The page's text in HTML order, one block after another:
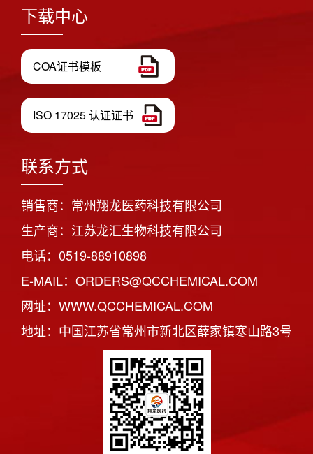
下载中心
COA证书模板
ISO 17025 认证证书
联系方式
销售商：常州翔龙医药科技有限公司
生产商：江苏龙汇生物科技有限公司
电话：0519-88910898
E-MAIL：ORDERS@QCCHEMICAL.COM
网址：WWW.QCCHEMICAL.COM
地址：中国江苏省常州市新北区薛家镇寒山路3号